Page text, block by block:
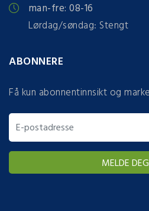
man-fre: 08-16
Lørdag/søndag: Stengt
ABONNERE
Få kun abonnentinnsikt og